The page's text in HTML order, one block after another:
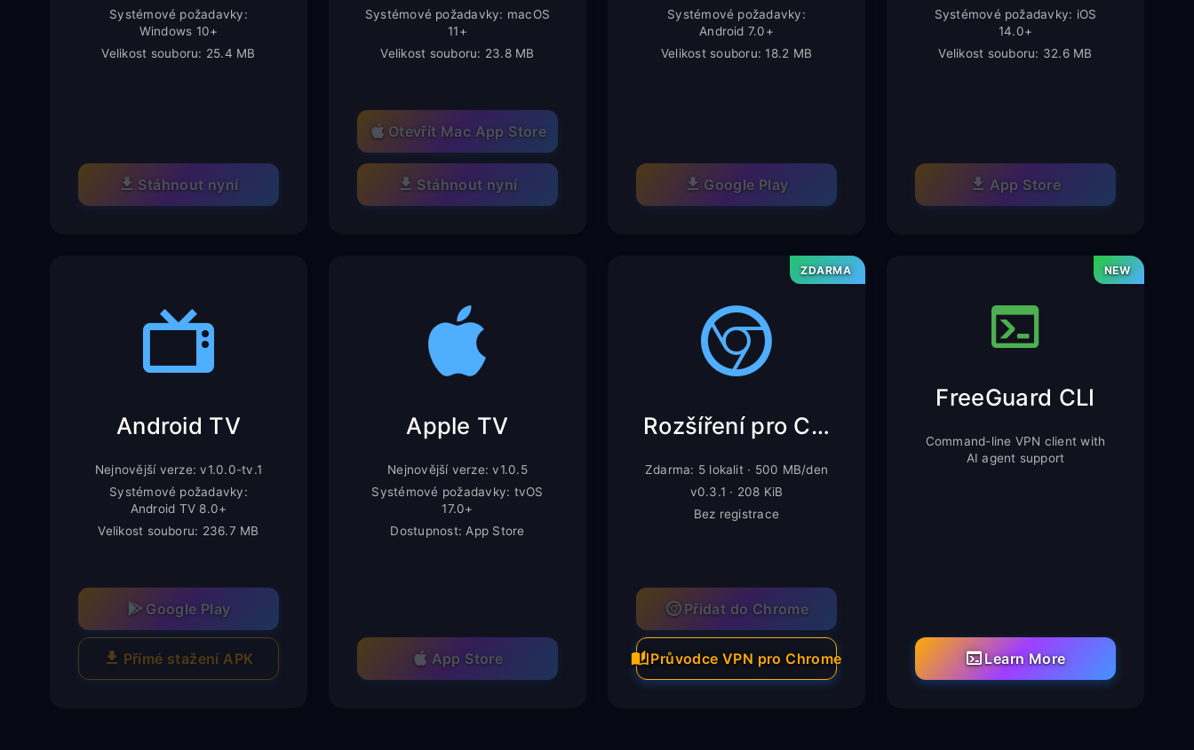
Systémové požadavky:
Windows 10+
Velikost souboru: 25.4 MB
Stáhnout nyní
Systémové požadavky: macOS
11+
Velikost souboru: 23.8 MB
Otevřít Mac App Store
Stáhnout nyní
Systémové požadavky:
Android 7.0+
Velikost souboru: 18.2 MB
Google Play
Systémové požadavky: iOS
14.0+
Velikost souboru: 32.6 MB
App Store
Android TV
Nejnovější verze: v1.0.0-tv.1
Systémové požadavky:
Android TV 8.0+
Velikost souboru: 236.7 MB
Google Play
Přímé stažení APK
Apple TV
Nejnovější verze: v1.0.5
Systémové požadavky: tvOS
17.0+
Dostupnost: App Store
App Store
ZDARMA
Rozšíření pro Chrome
Zdarma: 5 lokalit · 500 MB/den
v0.3.1 · 208 KiB
Bez registrace
Přidat do Chrome
Průvodce VPN pro Chrome
NEW
FreeGuard CLI
Command-line VPN client with
AI agent support
Learn More